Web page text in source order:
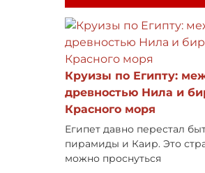
Круизы по Египту:
древностью Нила и
Красного моря
Египет давно перестал
пирамиды и Каир. Это
можно проснуться